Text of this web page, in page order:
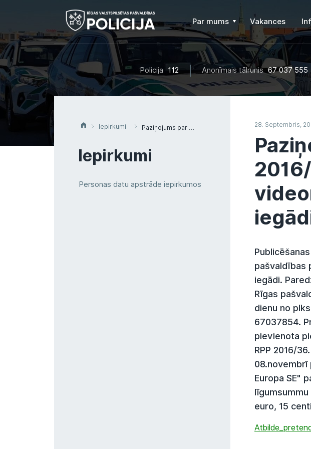
Par mums Vakances
Policija 112 Anonīmais tālrunis 67 037 555
Iepirkumi Paziņojums par plānoto līgumu RPP 2016/36 “Par mobilo videonovērošanas komplektu iegādi”
Iepirkumi
Personas datu apstrāde iepirkumos
28. Septembris,
pašvaldības
iegādi.
Rīgas
dienu no
67037854.
pievienota
RPP 2016/
08.novembrī
Europa SE"
euro, 15